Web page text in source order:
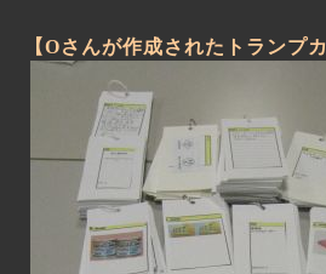
【Oさんが作成されたトランプ